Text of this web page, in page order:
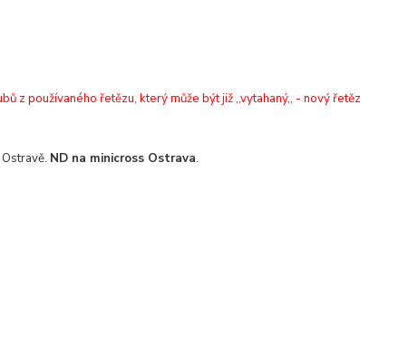
z používaného řetězu, který může být již ,,vytahaný,, - nový řetěz
ND na minicross Ostrava.